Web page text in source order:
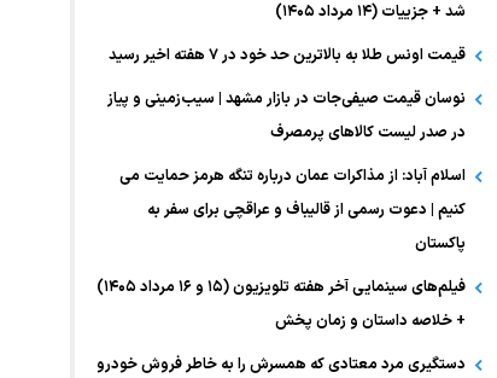
شد + جزییات (۱۴ مرداد ۱۴۰۵)
قیمت اونس طلا به بالاترین حد خود در ۷ هفته اخیر رسید
نوسان قیمت صیفی‌جات در بازار مشهد | سیب‌زمینی و پیاز
در صدر لیست کالا‌های پرمصرف
اسلام آباد: از مذاکرات عمان درباره تنگه هرمز حمایت می
کنیم | دعوت رسمی از قالیباف و عراقچی برای سفر به
پاکستان
فیلم‌های سینمایی آخر هفته تلویزیون (۱۵ و ۱۶ مرداد ۱۴۰۵)
+ خلاصه داستان و زمان پخش
دستگیری مرد معتادی که همسرش را به خاطر فروش خودرو